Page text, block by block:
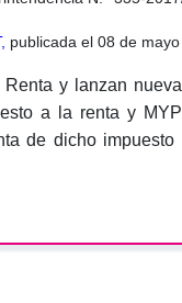
publicada el 08 de
y lanzan
a la renta y
de dicho